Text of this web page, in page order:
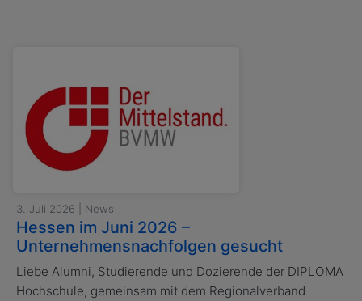
3. Juli 2026 | News
Hessen im Juni 2026 –
Unternehmensnachfolgen gesucht
Liebe Alumni, Studierende und Dozierende der DIPLOMA
Hochschule, gemeinsam mit dem Regionalverband